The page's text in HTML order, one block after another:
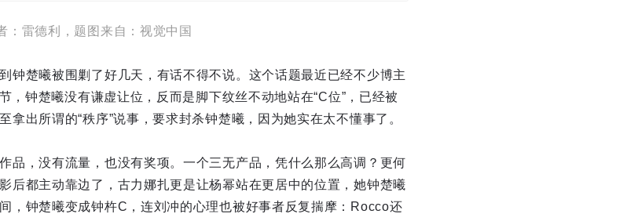
：雷德利，题图来自：视觉中国
钟楚曦被围剿了好几天，有话不得不说。这个话题最近已经不少博主
，钟楚曦没有谦虚让位，反而是脚下纹丝不动地站在“C位”，已经被
拿出所谓的“秩序”说事，要求封杀钟楚曦，因为她实在太不懂事了。
品，没有流量，也没有奖项。一个三无产品，凭什么那么高调？更何
后都主动靠边了，古力娜扎更是让杨幂站在更居中的位置，她钟楚曦
，钟楚曦变成钟杵C，连刘冲的心理也被好事者反复揣摩：Rocco还